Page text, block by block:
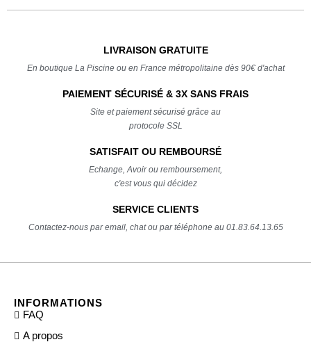
LIVRAISON GRATUITE
En boutique La Piscine ou en France métropolitaine dès 90€ d'achat
PAIEMENT SÉCURISÉ & 3X SANS FRAIS
Site et paiement sécurisé grâce au
protocole SSL
SATISFAIT OU REMBOURSÉ
Echange, Avoir ou remboursement,
c'est vous qui décidez
SERVICE CLIENTS
Contactez-nous par email, chat ou par téléphone au 01.83.64.13.65
INFORMATIONS
FAQ
A propos